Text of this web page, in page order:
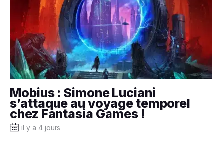
Mobius : Simone Luciani
s’attaque au voyage temporel
chez Fantasia Games !
il y a 4 jours